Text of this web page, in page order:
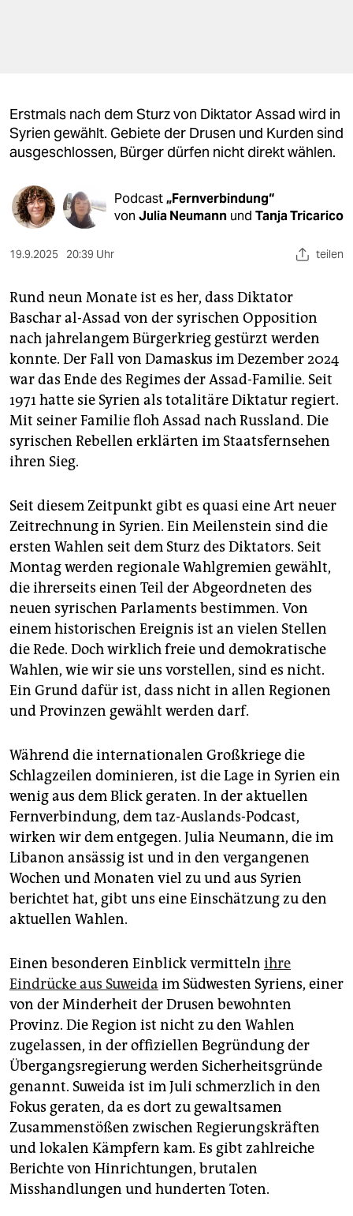
genossenschaft
epaper login
Erstmals nach dem Sturz von Diktator Assad wird in
Syrien gewählt. Gebiete der Drusen und Kurden sind
ausgeschlossen, Bürger dürfen nicht direkt wählen.
Podcast„Fernverbindung“
von Julia Neumann und Tanja Tricarico
19.9.2025 20:39 Uhr teilen
Rund neun Monate ist es her, dass Diktator
Baschar al-Assad von der syrischen Opposition
nach jahrelangem Bürgerkrieg gestürzt werden
konnte. Der Fall von Damaskus im Dezember 2024
war das Ende des Regimes der Assad-Familie. Seit
1971 hatte sie Syrien als totalitäre Diktatur regiert.
Mit seiner Familie floh Assad nach Russland. Die
syrischen Rebellen erklärten im Staatsfernsehen
ihren Sieg.
Seit diesem Zeitpunkt gibt es quasi eine Art neuer
Zeitrechnung in Syrien. Ein Meilenstein sind die
ersten Wahlen seit dem Sturz des Diktators. Seit
Montag werden regionale Wahlgremien gewählt,
die ihrerseits einen Teil der Abgeordneten des
neuen syrischen Parlaments bestimmen. Von
einem historischen Ereignis ist an vielen Stellen
die Rede. Doch wirklich freie und demokratische
Wahlen, wie wir sie uns vorstellen, sind es nicht.
Ein Grund dafür ist, dass nicht in allen Regionen
und Provinzen gewählt werden darf.
Während die internationalen Großkriege die
Schlagzeilen dominieren, ist die Lage in Syrien ein
wenig aus dem Blick geraten. In der aktuellen
Fernverbindung, dem taz-Auslands-Podcast,
wirken wir dem entgegen. Julia Neumann, die im
Libanon ansässig ist und in den vergangenen
Wochen und Monaten viel zu und aus Syrien
berichtet hat, gibt uns eine Einschätzung zu den
aktuellen Wahlen.
Einen besonderen Einblick vermitteln ihre
Eindrücke aus Suweida im Südwesten Syriens, einer
von der Minderheit der Drusen bewohnten
Provinz. Die Region ist nicht zu den Wahlen
zugelassen, in der offiziellen Begründung der
Übergangsregierung werden Sicherheitsgründe
genannt. Suweida ist im Juli schmerzlich in den
Fokus geraten, da es dort zu gewaltsamen
Zusammenstößen zwischen Regierungskräften
und lokalen Kämpfern kam. Es gibt zahlreiche
Berichte von Hinrichtungen, brutalen
Misshandlungen und hunderten Toten.